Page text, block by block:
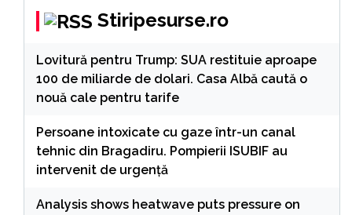
Stiripesurse.ro
Lovitură pentru Trump: SUA restituie aproape
100 de miliarde de dolari. Casa Albă caută o
nouă cale pentru tarife
Persoane intoxicate cu gaze într-un canal
tehnic din Bragadiru. Pompierii ISUBIF au
intervenit de urgență
Analysis shows heatwave puts pressure on